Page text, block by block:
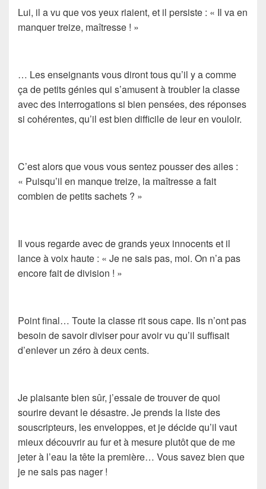
Lui, il a vu que vos yeux riaient, et il persiste : « Il va en
manquer treize, maîtresse ! »
… Les enseignants vous diront tous qu’il y a comme
ça de petits génies qui s’amusent à troubler la classe
avec des interrogations si bien pensées, des réponses
si cohérentes, qu’il est bien difficile de leur en vouloir.
C’est alors que vous vous sentez pousser des ailes :
« Puisqu’il en manque treize, la maîtresse a fait
combien de petits sachets ? »
Il vous regarde avec de grands yeux innocents et il
lance à voix haute : « Je ne sais pas, moi. On n’a pas
encore fait de division ! »
Point final… Toute la classe rit sous cape. Ils n’ont pas
besoin de savoir diviser pour avoir vu qu’il suffisait
d’enlever un zéro à deux cents.
Je plaisante bien sûr, j’essaie de trouver de quoi
sourire devant le désastre. Je prends la liste des
souscripteurs, les enveloppes, et je décide qu’il vaut
mieux découvrir au fur et à mesure plutôt que de me
jeter à l’eau la tête la première… Vous savez bien que
je ne sais pas nager !